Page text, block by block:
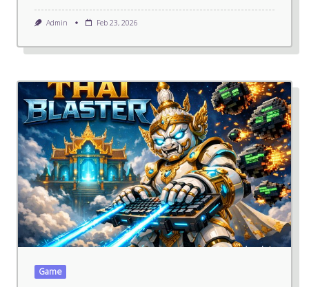
Admin Feb 23, 2026
Game